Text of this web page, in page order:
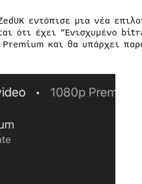
εντόπισε μια νέα
ότι έχει “Ενισχυμένο
Premium και θα υπάρχει